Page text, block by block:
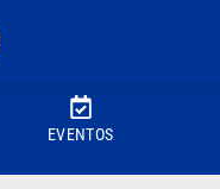
EVENTOS